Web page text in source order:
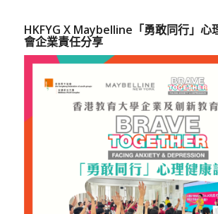
HKFYG X Maybelline「勇敢同行」心
會企業責任分享